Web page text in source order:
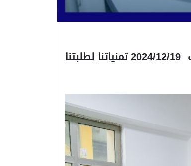
جانب مصور من امتحانات الكورس الأول طلبتنا الاعزاء كلية التقنية الهندسية الخميس المصادف 2024/12/19 تمنياتنا لطلبتنا